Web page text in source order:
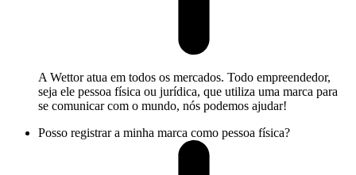
A Wettor atua em todos os mercados. Todo empreendedor,
seja ele pessoa física ou jurídica, que utiliza uma marca para
se comunicar com o mundo, nós podemos ajudar!
Posso registrar a minha marca como pessoa física?